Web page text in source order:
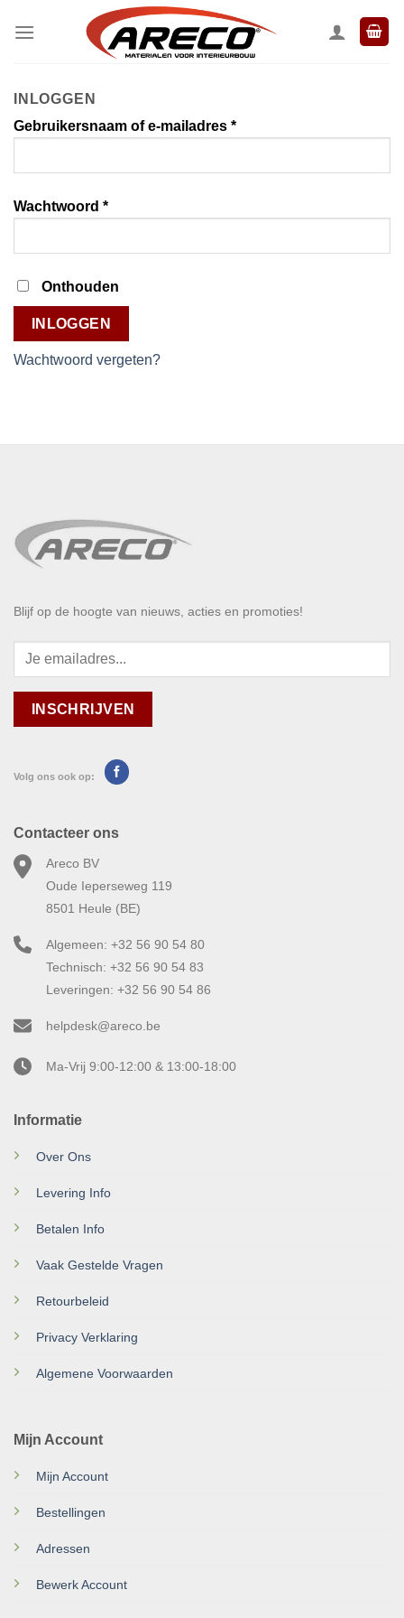
naar
INLOGGEN
Gebruikersnaam of e-mailadres *Vereist
Wachtwoord *Vereist
Onthouden
INLOGGEN
Wachtwoord vergeten?
Blijf op de hoogte van nieuws, acties en promoties!
Volg ons ook op:
Informatie
Over Ons
Levering Info
Betalen Info
Vaak Gestelde Vragen
Retourbeleid
Privacy Verklaring
Algemene Voorwaarden
Mijn Account
Mijn Account
Bestellingen
Adressen
Bewerk Account
Contacteer ons
Areco BV
Oude Ieperseweg 119
8501 Heule (BE)
Algemeen: +32 56 90 54 80
Technisch: +32 56 90 54 83
Leveringen: +32 56 90 54 86
helpdesk@areco.be
Ma-Vrij 9:00-12:00 & 13:00-18:00